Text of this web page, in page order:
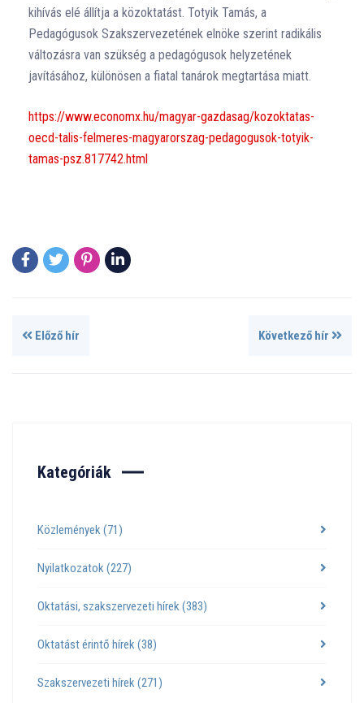
kihívás elé állítja a közoktatást. Totyik Tamás, a
Pedagógusok Szakszervezetének elnöke szerint radikális
változásra van szükség a pedagógusok helyzetének
javításához, különösen a fiatal tanárok megtartása miatt.
https://www.economx.hu/magyar-gazdasag/kozoktatas-
oecd-talis-felmeres-magyarorszag-pedagogusok-totyik-
tamas-psz.817742.html
Előző hír Következő hír
Kategóriák
Közlemények (71)
Nyilatkozatok (227)
Oktatási, szakszervezeti hírek (383)
Oktatást érintő hírek (38)
Szakszervezeti hírek (271)